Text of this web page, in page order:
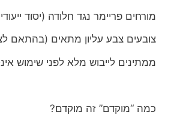
מורחים פריימר נגד חלודה (יסוד
צובעים צבע עליון מתאים (בהתאם
ממתינים לייבוש מלא לפני שימוש
כמה “מוקדם” זה מוקדם?